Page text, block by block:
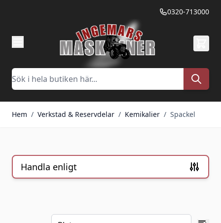
0320-713000
Sök
Hem / Verkstad & Reservdelar / Kemikalier / Spackel
Handla enligt